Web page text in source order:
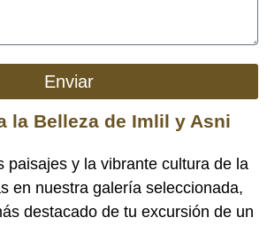
Enviar
la Belleza de Imlil y Asni
paisajes y la vibrante cultura de la
en nuestra galería seleccionada,
destacado de tu excursión de un